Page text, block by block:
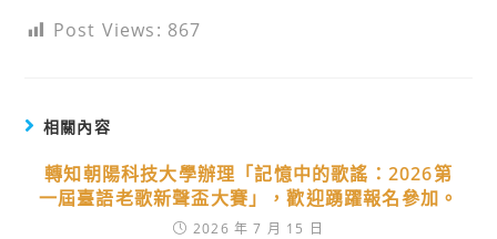
Post Views: 867
相關內容
轉知朝陽科技大學辦理「記憶中的歌謠：2026第
一屆臺語老歌新聲盃大賽」，歡迎踴躍報名參加。
2026 年 7 月 15 日